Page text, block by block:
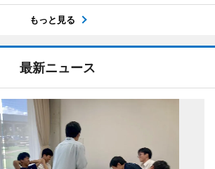
もっと見る
最新ニュース